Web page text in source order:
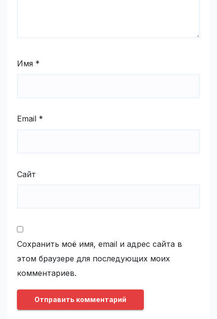
Имя *
Email *
Сайт
Сохранить моё имя, email и адрес сайта в
этом браузере для последующих моих
комментариев.